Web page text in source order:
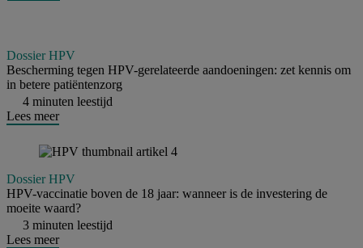
Dossier HPV
Bescherming tegen HPV-gerelateerde aandoeningen: zet kennis om
in betere patiëntenzorg
4 minuten leestijd
Lees meer
Dossier HPV
HPV-vaccinatie boven de 18 jaar: wanneer is de investering de
moeite waard?
3 minuten leestijd
Lees meer